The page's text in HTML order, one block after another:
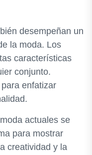
desempeñan un
la moda. Los
características
conjunto.
enfatizar
actuales se
para mostrar
creatividad y la